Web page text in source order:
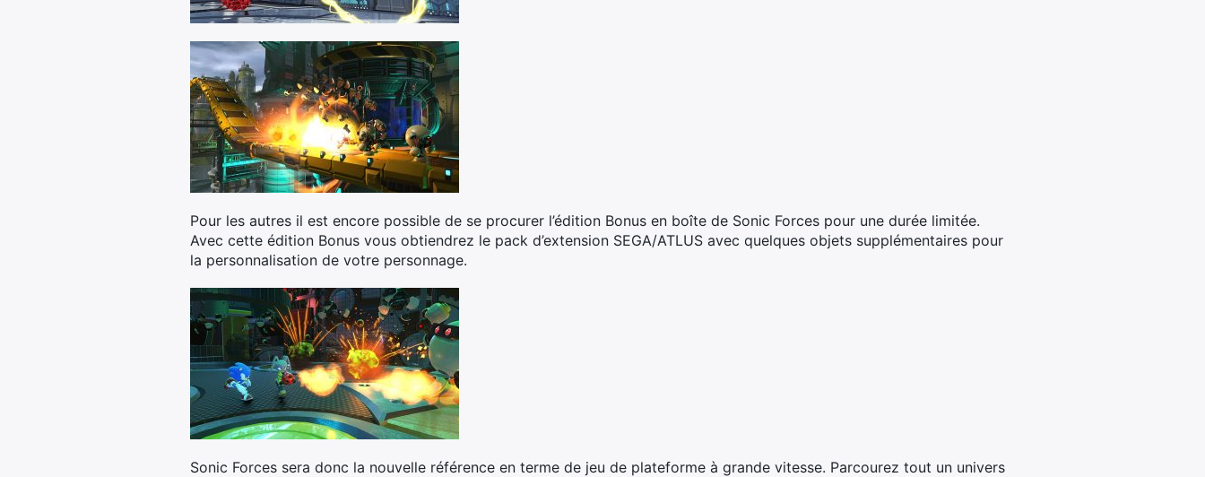
Pour les autres il est encore possible de se procurer l’édition Bonus en boîte de Sonic Forces pour une durée limitée.
Avec cette édition Bonus vous obtiendrez le pack d’extension SEGA/ATLUS avec quelques objets supplémentaires pour
la personnalisation de votre personnage.
Sonic Forces sera donc la nouvelle référence en terme de jeu de plateforme à grande vitesse. Parcourez tout un univers